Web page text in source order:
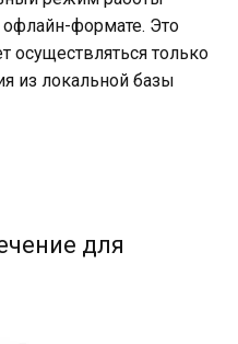
офлайн-формате. Это
осуществляться только
из локальной базы
для